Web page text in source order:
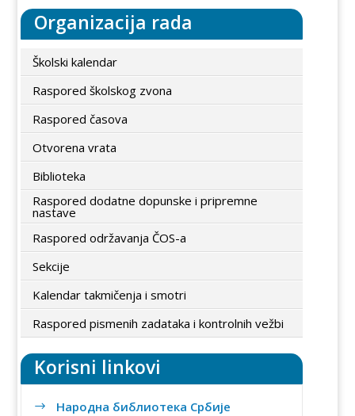
Organizacija rada
Školski kalendar
Raspored školskog zvona
Raspored časova
Otvorena vrata
Biblioteka
Raspored dodatne dopunske i pripremne
nastave
Raspored održavanja ČOS-a
Sekcije
Kalendar takmičenja i smotri
Raspored pismenih zadataka i kontrolnih vežbi
Korisni linkovi
$ Народна библиотека Србије